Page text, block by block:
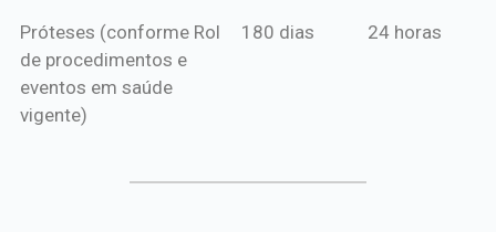
Próteses (conforme Rol
de procedimentos e
eventos em saúde
vigente)
180 dias 24 horas